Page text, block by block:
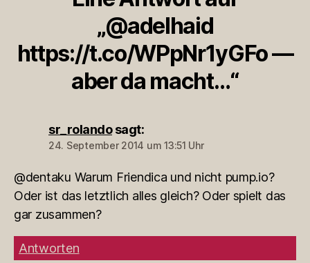
„@adelhaid
https://t.co/WPpNr1yGFo —
aber da macht…“
sr_rolando sagt:
24. September 2014 um 13:51 Uhr
@dentaku Warum Friendica und nicht pump.io?
Oder ist das letztlich alles gleich? Oder spielt das
gar zusammen?
Antworten